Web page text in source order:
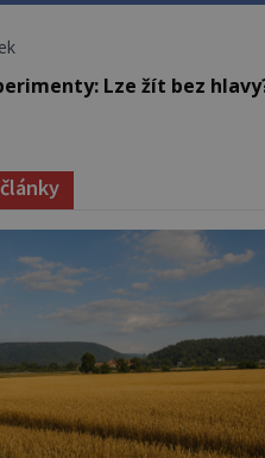
Lze žít bez